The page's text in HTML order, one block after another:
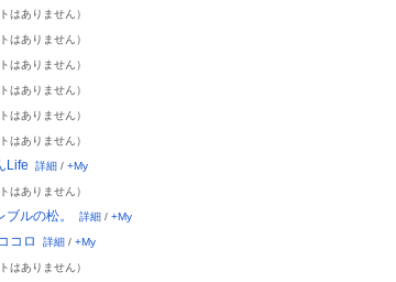
はありません）
はありません）
はありません）
はありません）
はありません）
はありません）
Life 詳細/ +My
はありません）
ルの松。 詳細/ +My
コロ 詳細/ +My
はありません）